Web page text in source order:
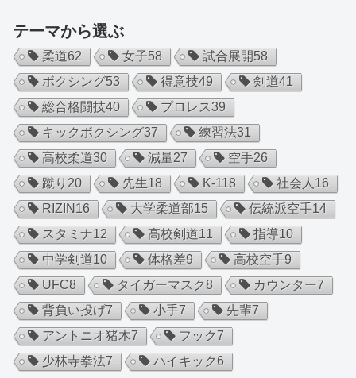
テーマから選ぶ
柔道62 女子58 試合展開58
ボクシング53 得意技49 剣道41
総合格闘技40 プロレス39
キックボクシング37 練習法31
高校柔道30 減量27 空手26
蹴り 20 先生18 K-118 社会人 16
RIZIN 16 大学柔道部15 伝統派空手14
スタミナ12 高校剣道11 指導10
中学剣道10 体格差9 高校空手9
UFC8 タイガーマスク8 カウンター7
背負い投げ7 小手7 先輩7
アントニオ猪木7 フック7
少林寺拳法7 ハイキック6